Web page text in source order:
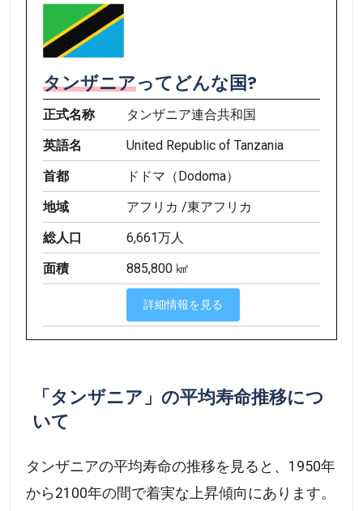
タンザニアってどんな国?
正式名称
タンザニア連合共和国
英語名
United Republic of Tanzania
首都
ドドマ（Dodoma）
地域
アフリカ /東アフリカ
総人口
6,661万人
面積
885,800 ㎢
詳細情報を見る
「タンザニア」の平均寿命推移につ
いて
タンザニアの平均寿命の推移を見ると、1950年
から2100年の間で着実な上昇傾向にあります。